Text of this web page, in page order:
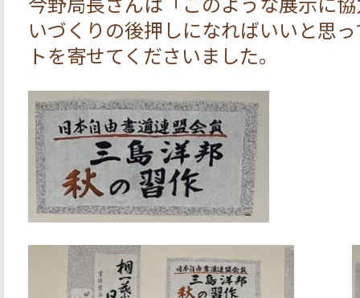
いづくりの後押しになればいいと思
トを寄せてくださいました。